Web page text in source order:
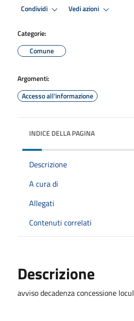
Condividi Vedi azioni
Categorie:
Comune
Argomenti:
Accesso all'informazione
INDICE DELLA PAGINA
Descrizione
A cura di
Allegati
Contenuti correlati
Descrizione
avviso decadenza concessione